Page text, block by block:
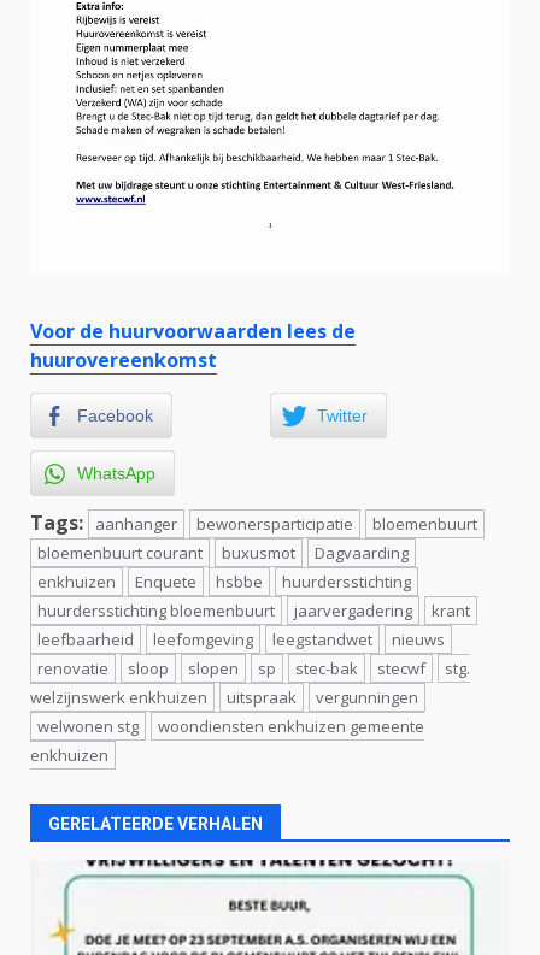
Voor de huurvoorwaarden lees de
huurovereenkomst
Facebook Twitter
WhatsApp
Tags: aanhanger bewonersparticipatie
bloemenbuurt
bloemenbuurt courant
buxusmot
Dagvaarding
enkhuizen
Enquete hsbbe
huurdersstichting
huurdersstichting bloemenbuurt
jaarvergadering
krant
leefbaarheid
leefomgeving leegstandwet
nieuws
renovatie
sloop slopen sp stec-bak stecwf
stg.
welzijnswerk enkhuizen
uitspraak
vergunningen
welwonen stg
woondiensten enkhuizen gemeente
enkhuizen
GERELATEERDE VERHALEN